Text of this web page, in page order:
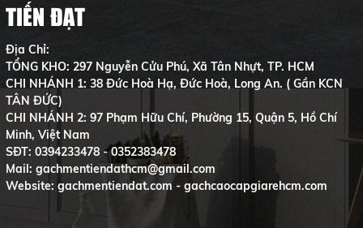
TIẾN ĐẠT
Địa Chỉ:
TỔNG KHO: 297 Nguyễn Cửu Phú, Xã Tân Nhựt, TP. HCM
CHI NHÁNH 1: 38 Đức Hoà Hạ, Đức Hoà, Long An. ( Gần KCN
TÂN ĐỨC)
CHI NHÁNH 2: 97 Phạm Hữu Chí, Phường 15, Quận 5, Hồ Chí
Minh, Việt Nam
SĐT: 0394233478 - 0352383478
Mail: gachmentiendathcm@gmail.com
Website: gachmentiendat.com - gachcaocapgiarehcm.com